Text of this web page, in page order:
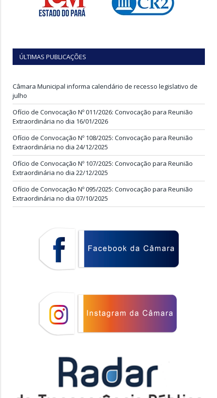
ÚLTIMAS PUBLICAÇÕES
Câmara Municipal informa calendário de recesso legislativo de
julho
Ofício de Convocação Nº 011/2026: Convocação para Reunião
Extraordinária no dia 16/01/2026
Ofício de Convocação Nº 108/2025: Convocação para Reunião
Extraordinária no dia 24/12/2025
Ofício de Convocação Nº 107/2025: Convocação para Reunião
Extraordinária no dia 22/12/2025
Ofício de Convocação Nº 095/2025: Convocação para Reunião
Extraordinária no dia 07/10/2025